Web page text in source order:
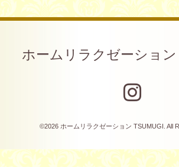
ホームリラクゼーション
©2026 ホームリラクゼーション TSUMUGI . All